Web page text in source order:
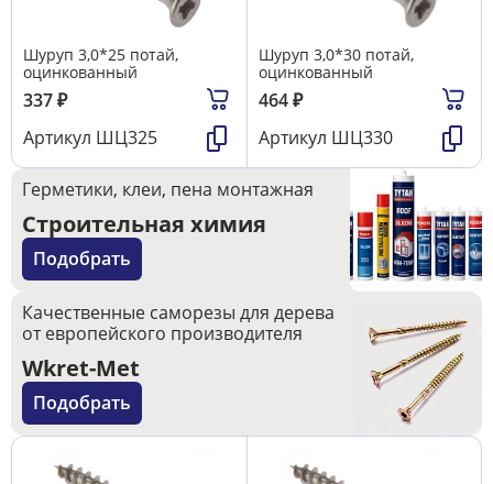
Шуруп 3,0*25 потай,
оцинкованный
337₽
Артикул ШЦ325
Шуруп 3,0*30 потай,
оцинкованный
464₽
Артикул ШЦ330
Герметики, клеи, пена монтажная
Строительная химия
Подобрать
Качественные саморезы для дерева
от европейского производителя
Wkret-Met
Подобрать